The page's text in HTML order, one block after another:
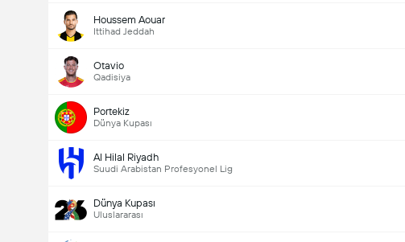
Houssem Aouar
Ittihad Jeddah
Otavio
Qadisiya
Portekiz
Dünya Kupası
Al Hilal Riyadh
Suudi Arabistan Profesyonel Lig
Dünya Kupası
Uluslararası